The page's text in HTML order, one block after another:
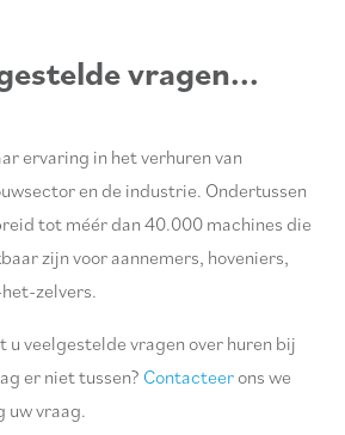
vragen...
ervaring in het verhuren van
en de industrie. Ondertussen
tot méér dan 40.000 machines die
zijn voor aannemers, hoveniers,
zelvers.
u veelgestelde vragen over huren bij
er niet tussen? Contacteerons we
uw vraag.